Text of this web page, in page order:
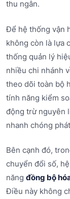
thu ngân.
Để hệ thống vận
không còn là lựa
thống quản lý
nhiều chi nhánh
theo dõi toàn bộ
tính năng kiểm
động trừ nguyên
nhanh chóng
Bên cạnh đó,
chuyển đổi số,
năng đồng bộ
Điều này không